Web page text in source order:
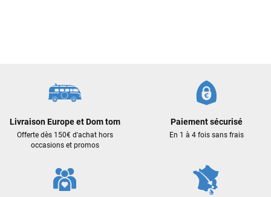
Livraison Europe et Dom tom
Offerte dès 150€ d'achat hors
occasions et promos
Paiement sécurisé
En 1 à 4 fois sans frais
LAISSER UN AVIS